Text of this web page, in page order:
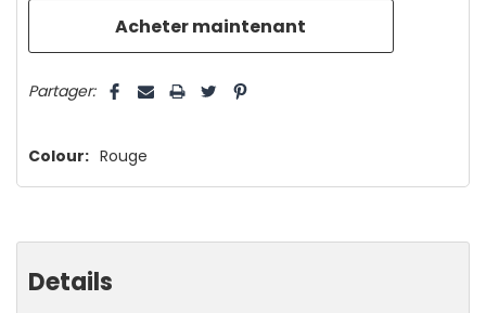
Partager:
Colour: Rouge
Details